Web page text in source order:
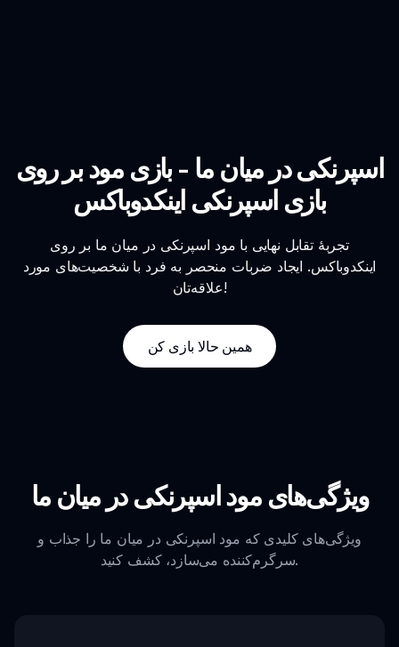
اسپرنکی در میان ما - بازی مود بر روی
بازی اسپرنکی اینکدوباکس
تجربهٔ تقابل نهایی با مود اسپرنکی در میان ما بر روی
اینکدوباکس. ایجاد ضربات منحصر به فرد با شخصیت‌های مورد
علاقه‌تان!
همین حالا بازی کن
ویژگی‌های مود اسپرنکی در میان ما
ویژگی‌های کلیدی که مود اسپرنکی در میان ما را جذاب و
سرگرم‌کننده می‌سازد، کشف کنید.